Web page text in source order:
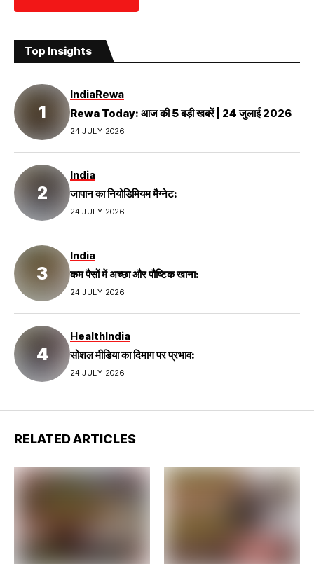
Top Insights
IndiaRewa
Rewa Today: आज की 5 बड़ी खबरें | 24 जुलाई 2026
24 JULY 2026
India
जापान का नियोडिमियम मैग्नेट:
24 JULY 2026
India
कम पैसों में अच्छा और पौष्टिक खाना:
24 JULY 2026
HealthIndia
सोशल मीडिया का दिमाग पर प्रभाव:
24 JULY 2026
RELATED ARTICLES